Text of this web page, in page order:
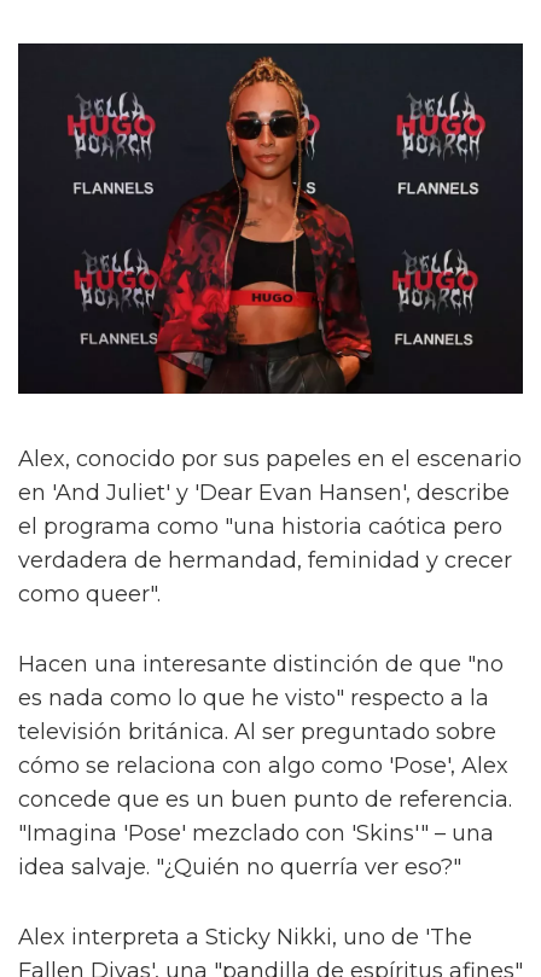
Alex, conocido por sus papeles en el escenario
en 'And Juliet' y 'Dear Evan Hansen', describe
el programa como "una historia caótica pero
verdadera de hermandad, feminidad y crecer
como queer".
Hacen una interesante distinción de que "no
es nada como lo que he visto" respecto a la
televisión británica. Al ser preguntado sobre
cómo se relaciona con algo como 'Pose', Alex
concede que es un buen punto de referencia.
"Imagina 'Pose' mezclado con 'Skins'" – una
idea salvaje. "¿Quién no querría ver eso?"
Alex interpreta a Sticky Nikki, uno de 'The
Fallen Divas', una "pandilla de espíritus afines"